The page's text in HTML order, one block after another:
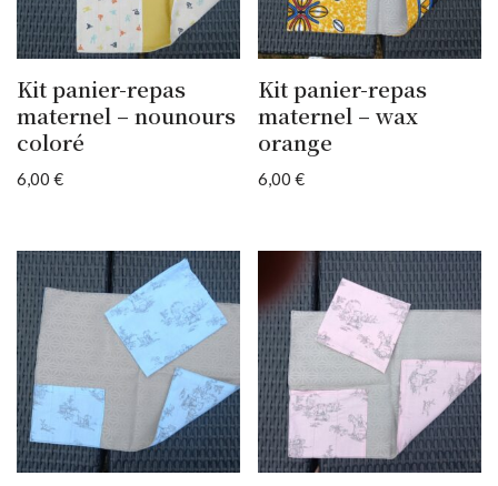
Kit panier-repas
maternel – nounours
coloré
6,00 €
Kit panier-repas
maternel – wax
orange
6,00€